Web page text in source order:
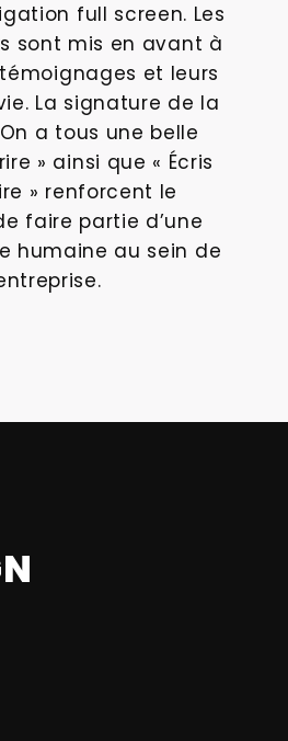
full screen. Les
sont mis en avant à
et leurs
La signature de la
a tous une belle
» ainsi que « Écris
» renforcent le
faire partie d’une
humaine au sein de